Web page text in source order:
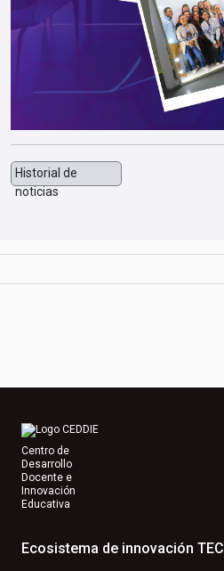
Historial de
noticias
Centro de
Desarrollo
Docente e
Innovación
Educativa
Ecosistema de innovación TEC